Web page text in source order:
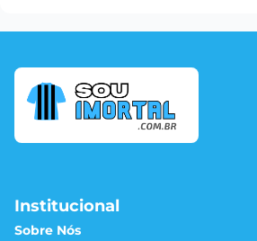
Institucional
Sobre Nós